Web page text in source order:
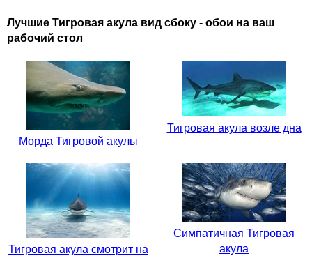
Лучшие Тигровая акула вид сбоку - обои на ваш
рабочий стол
Морда Тигровой акулы
Тигровая акула возле дна
Тигровая акула смотрит на
Симпатичная Тигровая
акула